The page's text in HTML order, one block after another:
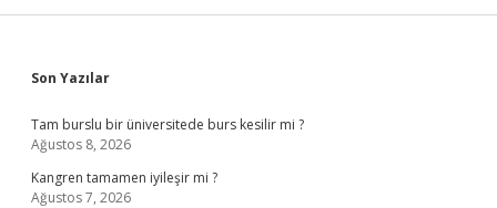
Sidebar
Son Yazılar
Tam burslu bir üniversitede burs kesilir mi ?
Ağustos 8, 2026
Kangren tamamen iyileşir mi ?
Ağustos 7, 2026